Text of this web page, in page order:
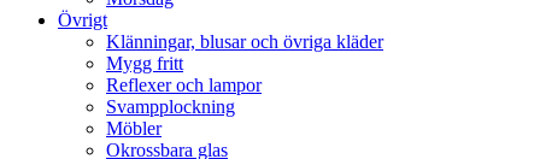
Övrigt
Klänningar, blusar och övriga kläder
Mygg fritt
Reflexer och lampor
Svampplockning
Möbler
Okrossbara glas